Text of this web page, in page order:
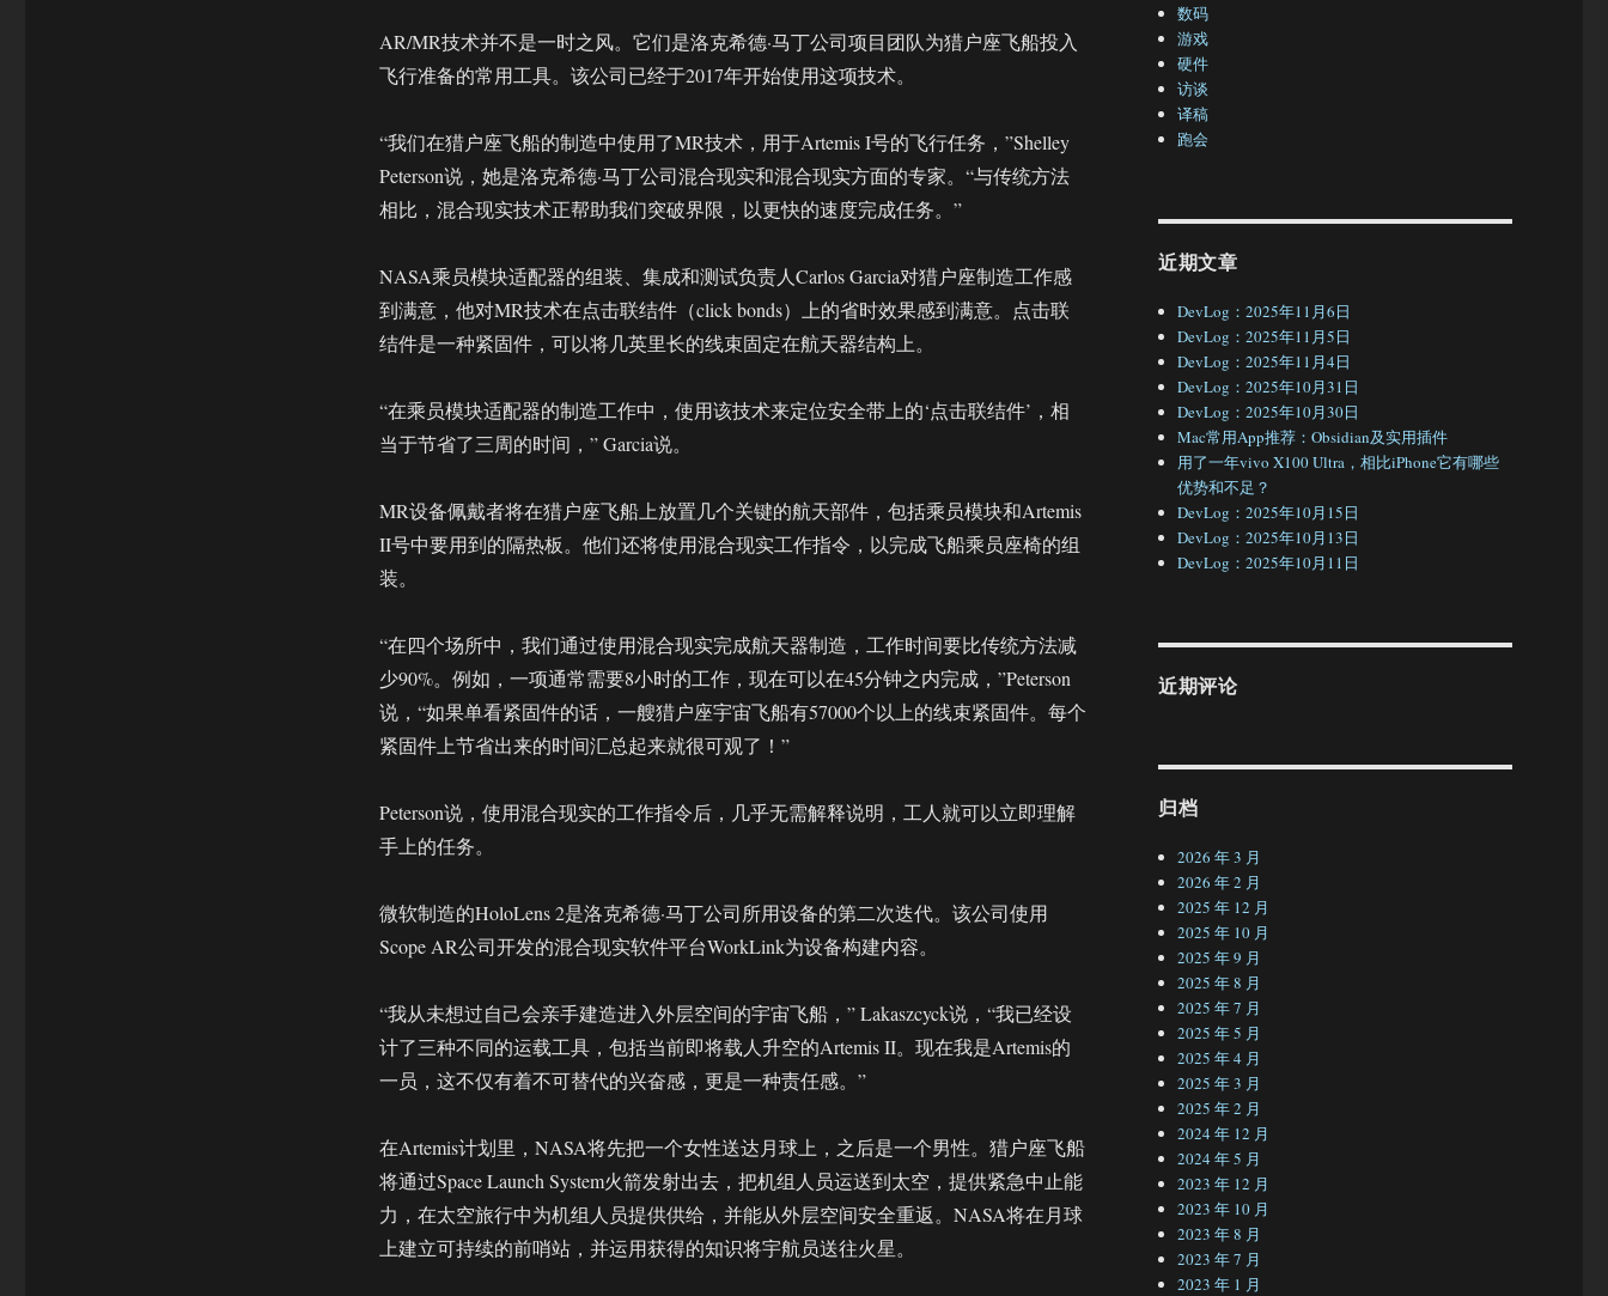
AR/MR技术并不是一时之风。它们是洛克希德·马丁公司项目团队为猎户座飞船投入
飞行准备的常用工具。该公司已经于2017年开始使用这项技术。
“我们在猎户座飞船的制造中使用了MR技术，用于Artemis I号的飞行任务，”Shelley
Peterson说，她是洛克希德·马丁公司混合现实和混合现实方面的专家。“与传统方法
相比，混合现实技术正帮助我们突破界限，以更快的速度完成任务。”
NASA乘员模块适配器的组装、集成和测试负责人Carlos Garcia对猎户座制造工作感
到满意，他对MR技术在点击联结件（click bonds）上的省时效果感到满意。点击联
结件是一种紧固件，可以将几英里长的线束固定在航天器结构上。
“在乘员模块适配器的制造工作中，使用该技术来定位安全带上的‘点击联结件’，相
当于节省了三周的时间，” Garcia说。
MR设备佩戴者将在猎户座飞船上放置几个关键的航天部件，包括乘员模块和Artemis
II号中要用到的隔热板。他们还将使用混合现实工作指令，以完成飞船乘员座椅的组
装。
“在四个场所中，我们通过使用混合现实完成航天器制造，工作时间要比传统方法减
少90%。例如，一项通常需要8小时的工作，现在可以在45分钟之内完成，”Peterson
说，“如果单看紧固件的话，一艘猎户座宇宙飞船有57000个以上的线束紧固件。每个
紧固件上节省出来的时间汇总起来就很可观了！”
Peterson说，使用混合现实的工作指令后，几乎无需解释说明，工人就可以立即理解
手上的任务。
微软制造的HoloLens 2是洛克希德·马丁公司所用设备的第二次迭代。该公司使用
Scope AR公司开发的混合现实软件平台WorkLink为设备构建内容。
“我从未想过自己会亲手建造进入外层空间的宇宙飞船，” Lakaszcyck说，“我已经设
计了三种不同的运载工具，包括当前即将载人升空的Artemis II。现在我是Artemis的
一员，这不仅有着不可替代的兴奋感，更是一种责任感。”
在Artemis计划里，NASA将先把一个女性送达月球上，之后是一个男性。猎户座飞船
将通过Space Launch System火箭发射出去，把机组人员运送到太空，提供紧急中止能
力，在太空旅行中为机组人员提供供给，并能从外层空间安全重返。NASA将在月球
上建立可持续的前哨站，并运用获得的知识将宇航员送往火星。
数码
游戏
硬件
访谈
译稿
跑会
近期文章
DevLog：2025年11月6日
DevLog：2025年11月5日
DevLog：2025年11月4日
DevLog：2025年10月31日
DevLog：2025年10月30日
Mac常用App推荐：Obsidian及实用插件
用了一年vivo X100 Ultra，相比iPhone它有哪些
优势和不足？
DevLog：2025年10月15日
DevLog：2025年10月13日
DevLog：2025年10月11日
近期评论
归档
2026 年 3 月
2026 年 2 月
2025 年 12 月
2025 年 10 月
2025 年 9 月
2025 年 8 月
2025 年 7 月
2025 年 5 月
2025 年 4 月
2025 年 3 月
2025 年 2 月
2024 年 12 月
2024 年 5 月
2023 年 12 月
2023 年 10 月
2023 年 8 月
2023 年 7 月
2023 年 1 月